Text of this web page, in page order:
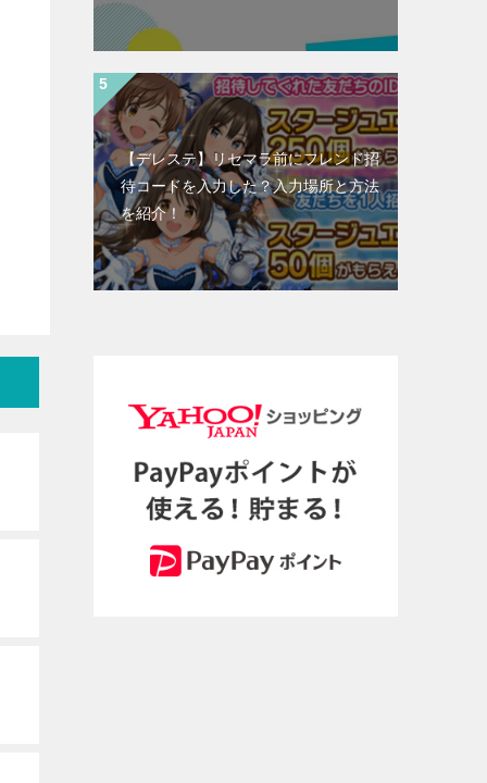
【デレステ】リセマラ前にフレンド招
待コードを入力した？入力場所と方法
を紹介！